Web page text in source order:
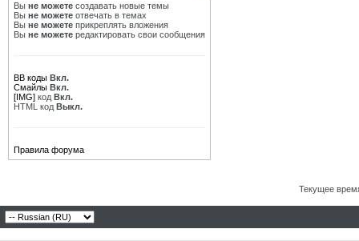
Вы не можете создавать новые темы
Вы не можете отвечать в темах
Вы не можете прикреплять вложения
Вы не можете редактировать свои сообщения
BB коды Вкл.
Смайлы Вкл.
[IMG] код Вкл.
HTML код Выкл.
Правила форума
Текущее